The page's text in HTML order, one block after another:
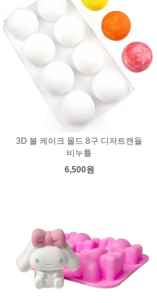
3D 볼 케이크 몰드 8구 디저트캔들
비누틀
6,500원